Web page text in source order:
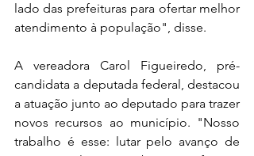
lado das prefeituras para ofertar melhor
atendimento à população", disse.
A vereadora Carol Figueiredo, pré-
candidata a deputada federal, destacou
a atuação junto ao deputado para trazer
novos recursos ao município. "Nosso
trabalho é esse: lutar pelo avanço de